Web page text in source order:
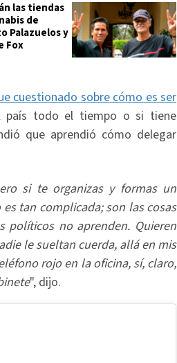
las tiendas
de
Palazuelos y
Fox
cuestionado sobre cómo es ser
país todo el tiempo o si tiene
que aprendió cómo delegar
si te organizas y formas un
tan complicada; son las cosas
políticos no aprenden. Quieren
le sueltan cuerda, allá en mis
rojo en la oficina, sí, claro,
", dijo.